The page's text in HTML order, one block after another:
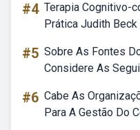
#4 Terapia Cognitivo-
Prática Judith
#5 Sobre As Fontes
Considere As
#6 Cabe As
Para A Gestão Do